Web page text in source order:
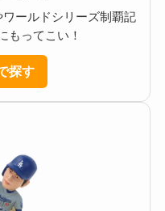
ールドシリーズ制覇記
もってこい！
探す